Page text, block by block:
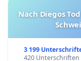
Nach Diegos
3 199
420 Unterschriften